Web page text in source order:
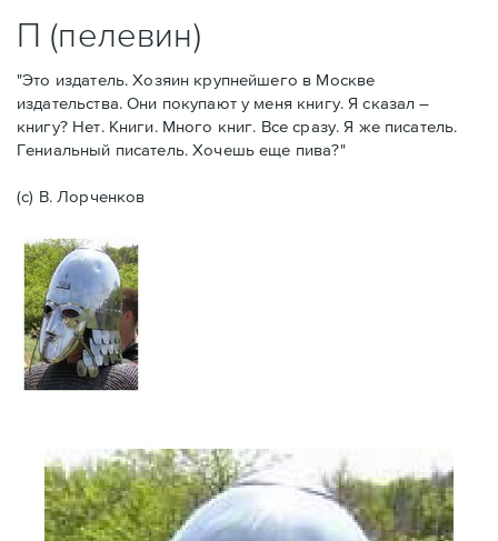
П (пелевин)
"Это издатель. Хозяин крупнейшего в Москве
издательства. Они покупают у меня книгу. Я сказал –
книгу? Нет. Книги. Много книг. Все сразу. Я же писатель.
Гениальный писатель. Хочешь еще пива?"
(с) В. Лорченков